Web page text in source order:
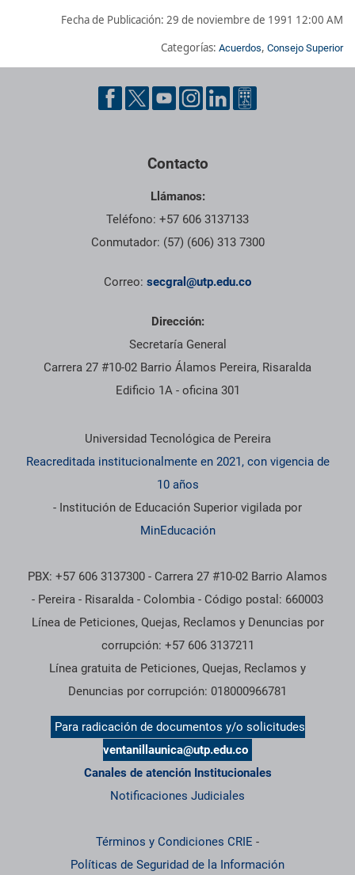
Fecha de Publicación: 29 de noviembre de 1991 12:00 AM
Categorías: Acuerdos, Consejo Superior
Pie de página con información de contacto, redes sociales y
Contacto
Llámanos:
Teléfono: +57 606 3137133
Conmutador: (57) (606) 313 7300
Correo: secgral@utp.edu.co
Dirección:
Secretaría General
Carrera 27 #10-02 Barrio Álamos Pereira, Risaralda
Edificio 1A - oficina 301
Información institucional
Universidad Tecnológica de Pereira
Reacreditada institucionalmente en 2021, con vigencia de
10 años
- Institución de Educación Superior vigilada por
MinEducación
PBX: +57 606 3137300 - Carrera 27 #10-02 Barrio Alamos
- Pereira - Risaralda - Colombia - Código postal: 660003
Línea de Peticiones, Quejas, Reclamos y Denuncias por
corrupción: +57 606 3137211
Línea gratuita de Peticiones, Quejas, Reclamos y
Denuncias por corrupción: 018000966781
Para radicación de documentos y/o solicitudes
ventanillaunica@utp.edu.co
Canales de atención Institucionales
Notificaciones Judiciales
Términos y Condiciones CRIE -
Políticas de Seguridad de la Información